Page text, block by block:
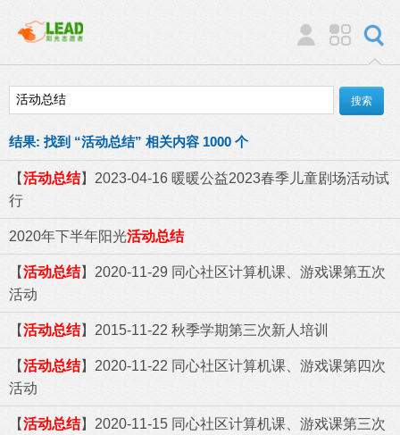
结果: 找到 “活动总结” 相关内容 1000 个
【活动总结】2023-04-16 暖暖公益2023春季儿童剧场活动试
行
2020年下半年阳光活动总结
【活动总结】2020-11-29 同心社区计算机课、游戏课第五次
活动
【活动总结】2015-11-22 秋季学期第三次新人培训
【活动总结】2020-11-22 同心社区计算机课、游戏课第四次
活动
【活动总结】2020-11-15 同心社区计算机课、游戏课第三次